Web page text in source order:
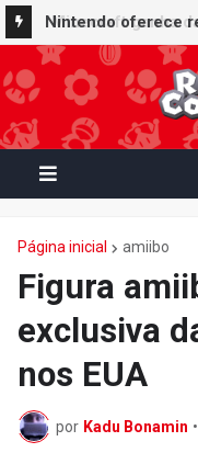
Nintendo oferece
do terremoto de
de ienes à Cruz
Página inicial amiibo
Figura
exclusiva
nos EUA
por Kadu Bonamin •